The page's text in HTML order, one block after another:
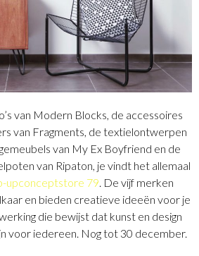
van Modern Blocks, de accessoires
van Fragments, de textielontwerpen
van My Ex Boyfriend en de
van Ripaton, je vindt het allemaal
upconceptstore 79 . De vijf merken
en bieden creatieve ideeën voor je
die bewijst dat kunst en design
voor iedereen. Nog tot 30 december.